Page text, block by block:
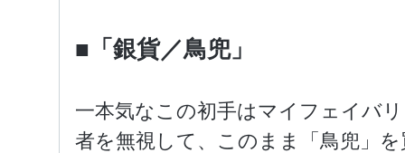
■「銀貨／鳥兜」
一本気なこの初手はマイフェイバ
者を無視して、このまま「鳥兜」